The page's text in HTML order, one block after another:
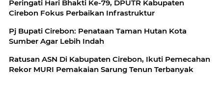
Peringati Hari Bhakti Ke-79, DPUTR Kabupaten
Cirebon Fokus Perbaikan Infrastruktur
Pj Bupati Cirebon: Penataan Taman Hutan Kota
Sumber Agar Lebih Indah
Ratusan ASN Di Kabupaten Cirebon, Ikuti Pemecahan
Rekor MURI Pemakaian Sarung Tenun Terbanyak